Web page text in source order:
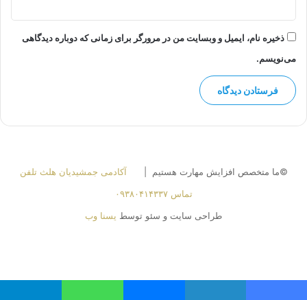
ذخیره نام، ایمیل و وبسایت من در مرورگر برای زمانی که دوباره دیدگاهی
می‌نویسم.
©ما متخصص افزایش مهارت هستیم |
آکادمی جمشیدیان هلث تلفن
تماس ۰۹۳۸۰۴۱۴۳۳۷
طراحی سایت و سئو توسط یسنا وب
آپ